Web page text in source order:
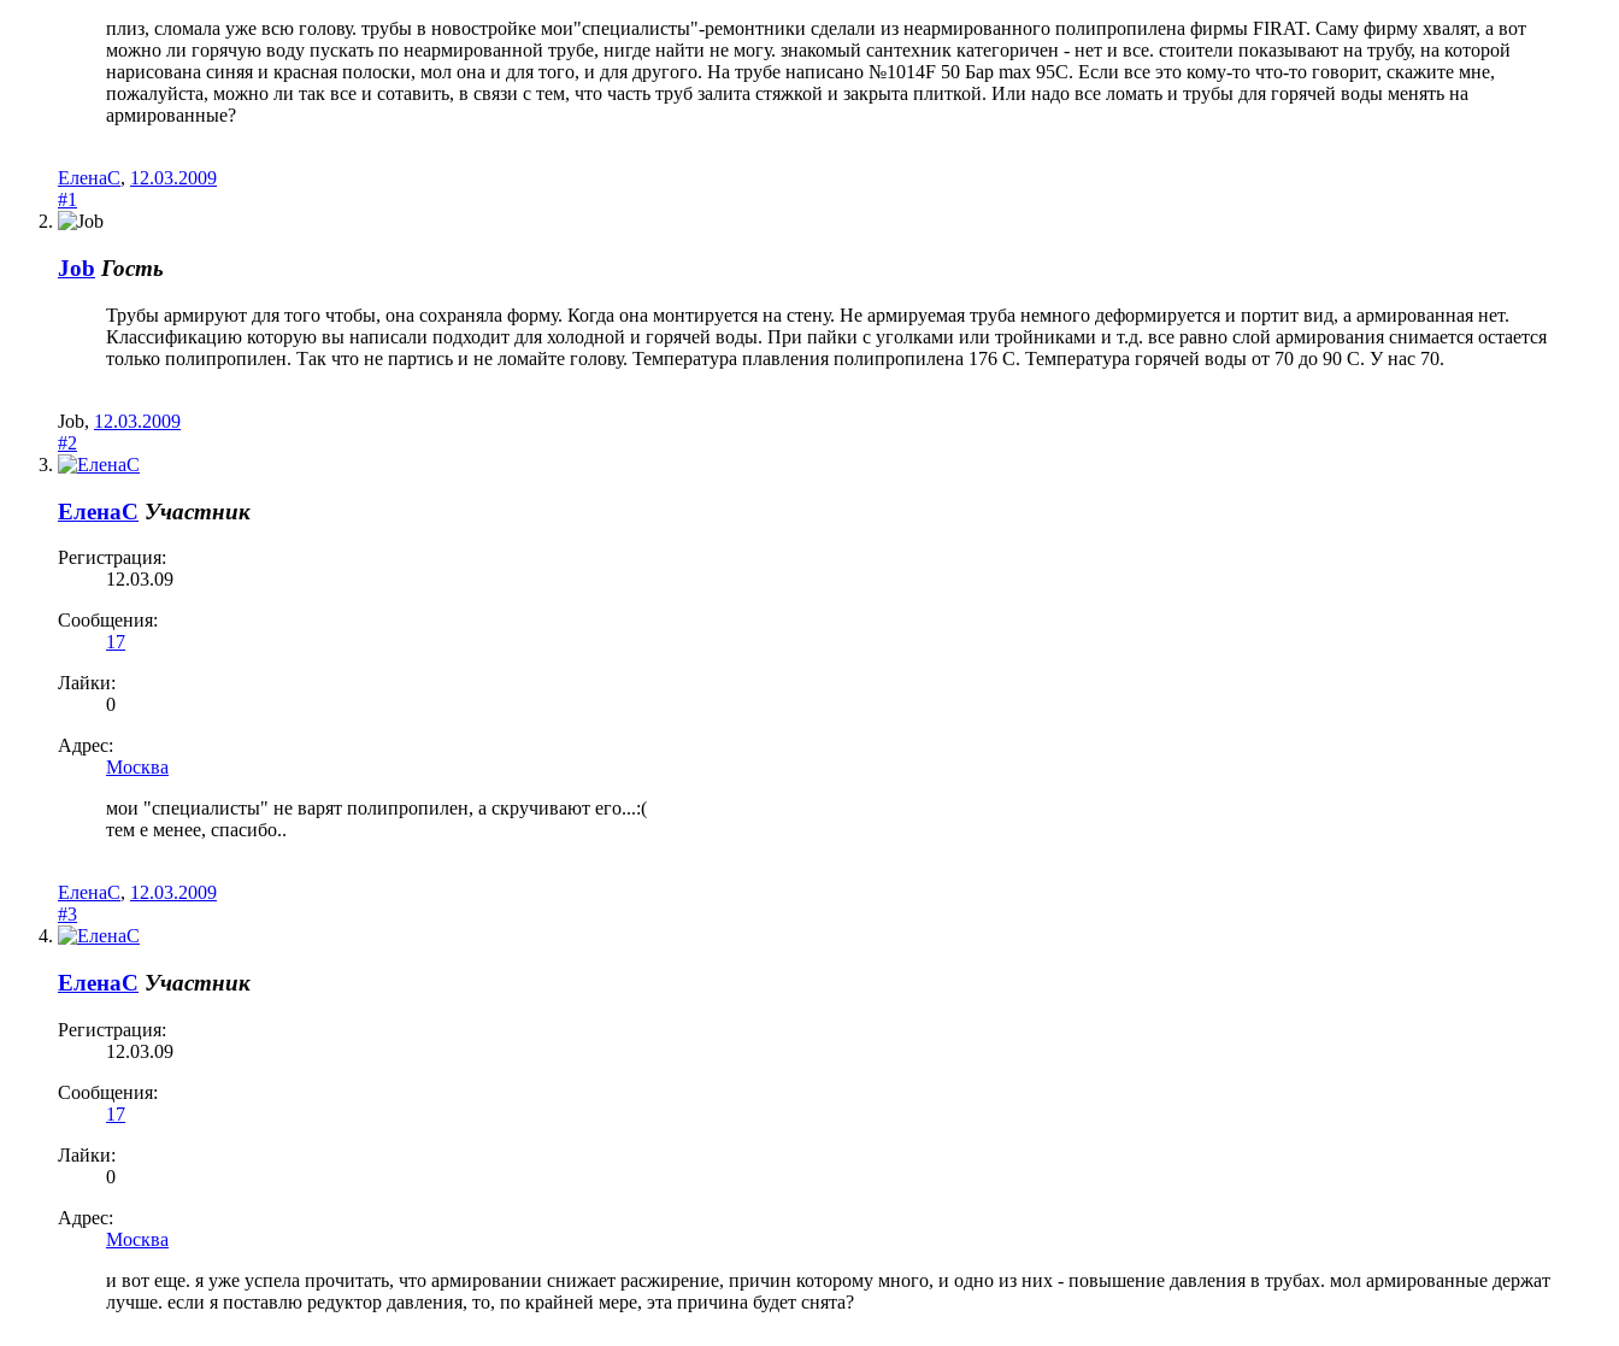
плиз, сломала уже всю голову. трубы в новостройке мои"специалисты"-ремонтники сделали из неармированного полипропилена фирмы FIRAT. Саму фирму хвалят, а вот
можно ли горячую воду пускать по неармированной трубе, нигде найти не могу. знакомый сантехник категоричен - нет и все. стоители показывают на трубу, на которой
нарисована синяя и красная полоски, мол она и для того, и для другого. На трубе написано №1014F 50 Бар max 95С. Если все это кому-то что-то говорит, скажите мне,
пожалуйста, можно ли так все и сотавить, в связи с тем, что часть труб залита стяжкой и закрыта плиткой. Или надо все ломать и трубы для горячей воды менять на
армированные?
ЕленаC, 12.03.2009
#1
Job Гость
Трубы армируют для того чтобы, она сохраняла форму. Когда она монтируется на стену. Не армируемая труба немного деформируется и портит вид, а армированная нет.
Классификацию которую вы написали подходит для холодной и горячей воды. При пайки с уголками или тройниками и т.д. все равно слой армирования снимается остается
только полипропилен. Так что не партись и не ломайте голову. Температура плавления полипропилена 176 С. Температура горячей воды от 70 до 90 С. У нас 70.
Job, 12.03.2009
#2
ЕленаC Участник
Регистрация:
12.03.09
Сообщения:
17
Лайки:
0
Адрес:
Москва
мои "специалисты" не варят полипропилен, а скручивают его...:(
тем е менее, спасибо..
ЕленаC, 12.03.2009
#3
ЕленаC Участник
Регистрация:
12.03.09
Сообщения:
17
Лайки:
0
Адрес:
Москва
и вот еще. я уже успела прочитать, что армировании снижает расжирение, причин которому много, и одно из них - повышение давления в трубах. мол армированные держат
лучше. если я поставлю редуктор давления, то, по крайней мере, эта причина будет снята?